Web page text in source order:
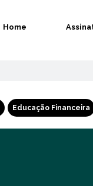
Home
Educação Financeira